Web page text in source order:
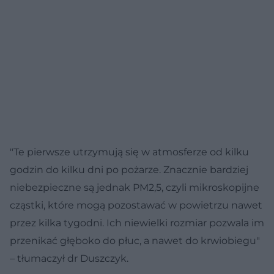
"Te pierwsze utrzymują się w atmosferze od kilku
godzin do kilku dni po pożarze. Znacznie bardziej
niebezpieczne są jednak PM2,5, czyli mikroskopijne
cząstki, które mogą pozostawać w powietrzu nawet
przez kilka tygodni. Ich niewielki rozmiar pozwala im
przenikać głęboko do płuc, a nawet do krwiobiegu"
– tłumaczył dr Duszczyk.